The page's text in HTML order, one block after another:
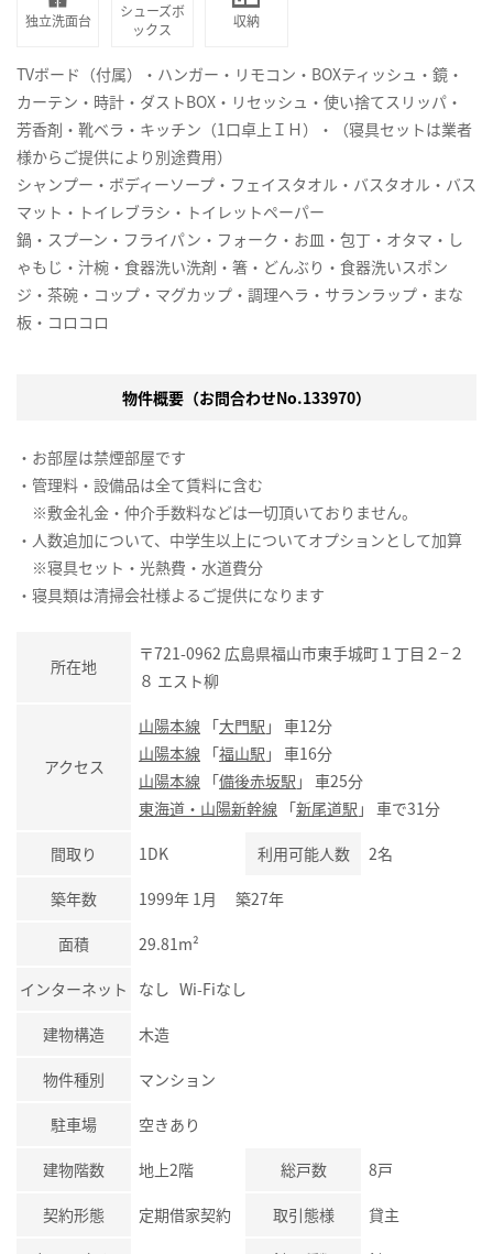
独立洗面台
シューズボ
ックス
収納
TVボード（付属）・ハンガー・リモコン・BOXティッシュ・鏡・
カーテン・時計・ダストBOX・リセッシュ・使い捨てスリッパ・
芳香剤・靴ベラ・キッチン（1口卓上ＩＨ）・（寝具セットは業者
様からご提供により別途費用）
シャンプー・ボディーソープ・フェイスタオル・バスタオル・バス
マット・トイレブラシ・トイレットペーパー
鍋・スプーン・フライパン・フォーク・お皿・包丁・オタマ・し
ゃもじ・汁椀・食器洗い洗剤・箸・どんぶり・食器洗いスポン
ジ・茶碗・コップ・マグカップ・調理ヘラ・サランラップ・まな
板・コロコロ
物件概要（お問合わせNo.133970）
・お部屋は禁煙部屋です
・管理料・設備品は全て賃料に含む
※敷金礼金・仲介手数料などは一切頂いておりません。
・人数追加について、中学生以上についてオプションとして加算
※寝具セット・光熱費・水道費分
・寝具類は清掃会社様よるご提供になります
所在地
〒721-0962 広島県福山市東手城町１丁目２−２
８ エスト柳
アクセス
山陽本線 「大門駅 」 車12分
山陽本線 「福山駅 」 車16分
山陽本線 「備後赤坂駅 」 車25分
東海道・山陽新幹線 「新尾道駅 」 車で31分
間取り 1DK 利用可能人数 2名
築年数 1999年 1月 築27年
面積 29.81m²
インターネット なし Wi-Fiなし
建物構造 木造
物件種別 マンション
駐車場 空きあり
建物階数 地上2階 総戸数 8戸
契約形態 定期借家契約 取引態様 貸主